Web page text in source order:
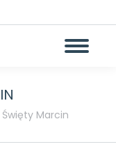
Święty Marcin